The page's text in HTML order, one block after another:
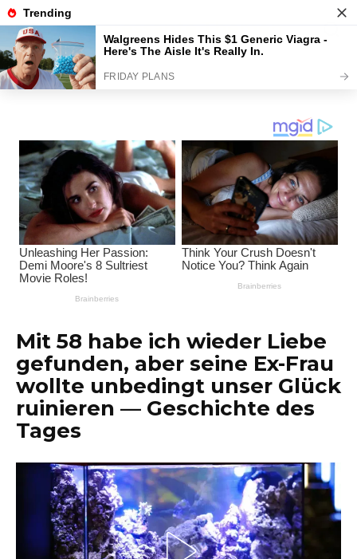
Перейти
к
содержанию
Interessante Themen
Unterhaltungsplattform
Mit 58 habe ich wieder Liebe
gefunden, aber seine Ex-Frau
wollte unbedingt unser Glück
ruinieren — Geschichte des
Tages